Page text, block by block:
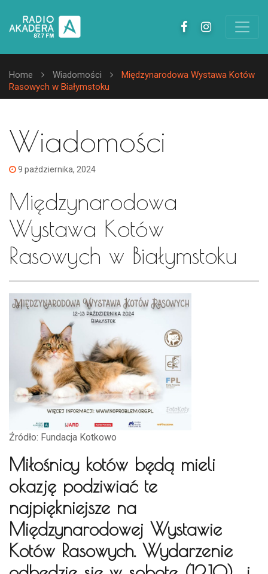
Home Wiadomości
Międzynarodowa Wystawa Kotów
Rasowych w Białymstoku
Wiadomości
9 października, 2024
Międzynarodowa
Wystawa Kotów
Rasowych w Białymstoku
Źródło: Fundacja Kotkowo
Miłośnicy kotów będą mieli
okazję podziwiać te
najpiękniejsze na
Międzynarodowej Wystawie
Kotów Rasowych. Wydarzenie